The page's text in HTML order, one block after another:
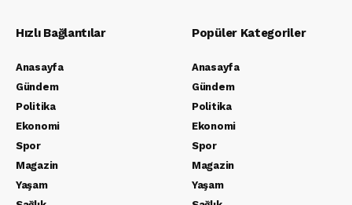
Hızlı Bağlantılar
Anasayfa
Gündem
Politika
Ekonomi
Spor
Magazin
Yaşam
Popüler Kategoriler
Anasayfa
Gündem
Politika
Ekonomi
Spor
Magazin
Yaşam